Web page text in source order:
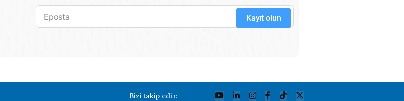
Kayıt olun
Bizi takip edin: